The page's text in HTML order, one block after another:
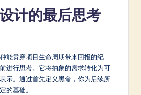
计的最后思考
能贯穿项目生命周期带来回报的纪
进行思考。它将抽象的需求转化为可
示。通过首先定义黑盒，你为后续所
的基础。